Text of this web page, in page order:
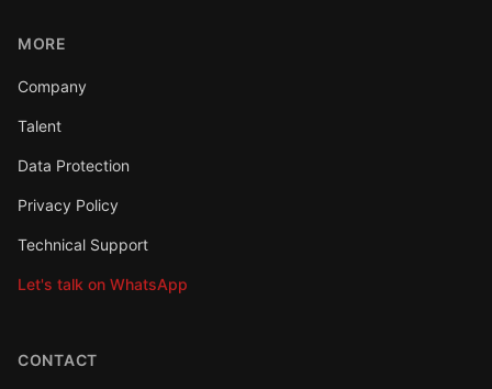
MORE
Company
Talent
Data Protection
Privacy Policy
Technical Support
Let's talk on WhatsApp
CONTACT